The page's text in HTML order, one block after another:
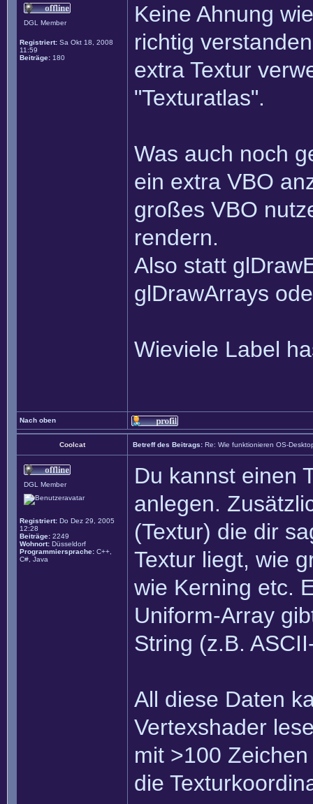
DGL Member
Registriert: Sa Okt 18, 2008
11:59
Beiträge: 180
Keine Ahnung
richtig
extra Textur
"Texturatlas".
Was auch noch
ein extra VBO
großes VBO
rendern.
Also statt
glDrawArrays
Wieviele Label
Nach oben
Coolcat Betreff des Beitrags: Re: Wie funktionieren OS-
DGL Member
Registriert: Do Dez 29, 2005
12:28
Beiträge: 2249
Wohnort: Düsseldorf
Programmiersprache: C++,
C#, Java
Du kannst einen
anlegen.
(Textur) die dir
Textur liegt, wie
wie Kerning etc.
Uniform-Array
String (z.B.
All diese Daten
Vertexshader
mit >100
die